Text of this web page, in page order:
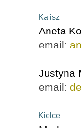
Kalisz
Aneta
email:
Justyna
email:
Kielce